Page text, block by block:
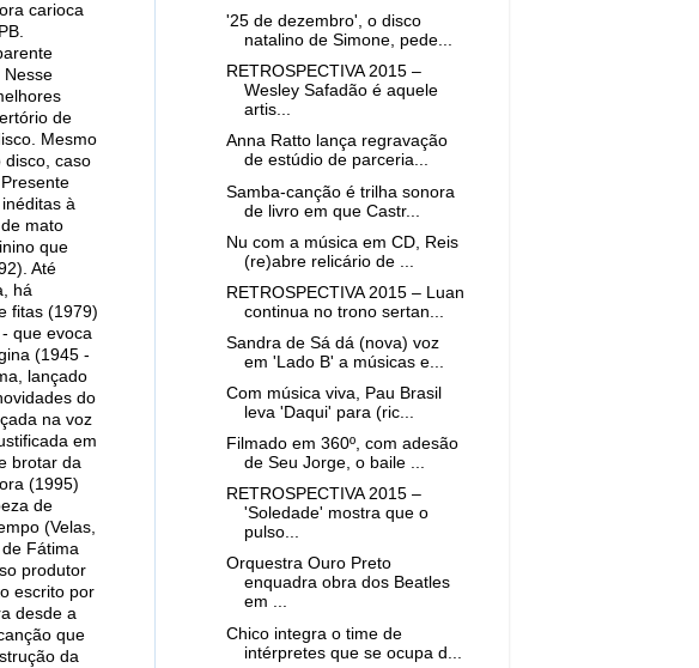
carioca
Nesse
de
Mesmo
disco, caso
à
mato
que
Até
há
fitas (1979)
que evoca
(1945 -
lançado
do
na voz
em
brotar da
(1995)
de
(Velas,
Fátima
produtor
escrito por
desde a
que
da
'25 de dezembro', o disco
natalino de Simone, pede...
RETROSPECTIVA 2015 –
Wesley Safadão é aquele
artis...
Anna Ratto lança regravação
de estúdio de parceria...
Samba-canção é trilha sonora
de livro em que Castr...
Nu com a música em CD, Reis
(re)abre relicário de ...
RETROSPECTIVA 2015 – Luan
continua no trono sertan...
Sandra de Sá dá (nova) voz
em 'Lado B' a músicas e...
Com música viva, Pau Brasil
leva 'Daqui' para (ric...
Filmado em 360º, com adesão
de Seu Jorge, o baile ...
RETROSPECTIVA 2015 –
'Soledade' mostra que o
pulso...
Orquestra Ouro Preto
enquadra obra dos Beatles
em ...
Chico integra o time de
intérpretes que se ocupa d...